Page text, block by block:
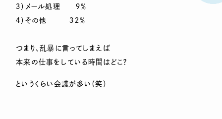
３）メール処理 ９％
４）その他 ３２％
つまり、乱暴に言ってしまえば
本来の仕事をしている時間はどこ？
というくらい会議が多い（笑）